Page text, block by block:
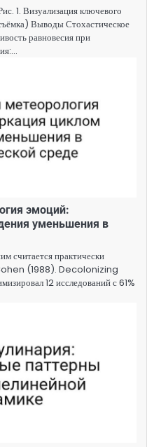
1. Визуализация ключевого
Выводы Стохастическое
равновесия при
эмоций:
уменьшения в
считается практически
Cohen (1988). Decolonizing
12 исследований с 61%